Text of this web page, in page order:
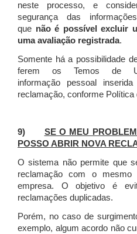
neste processo, e
segurança das
que não é possível excluir
uma avaliação registrada.
Somente há a possibilidade
ferem os Temos de
informação pessoal
reclamação, conforme
9) SE O MEU
POSSO ABRIR NOVA
O sistema não permite que
reclamação com o
empresa. O objetivo é
reclamações duplicadas.
Porém, no caso de
exemplo, algum acordo não